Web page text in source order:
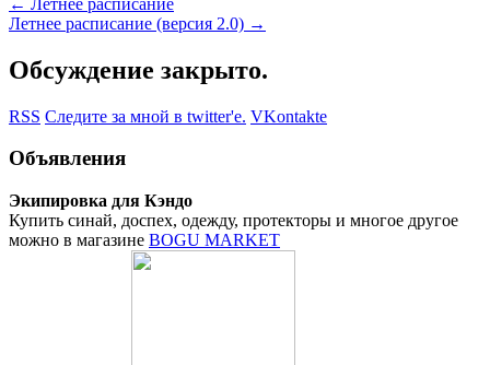
Летнее расписание (версия 2.0) →
Обсуждение закрыто.
RSS Следите за мной в twitter'е. VKontakte
Объявления
Экипировка для Кэндо
Купить синай, доспех, одежду, протекторы и многое другое
можно в магазине BOGU MARKET